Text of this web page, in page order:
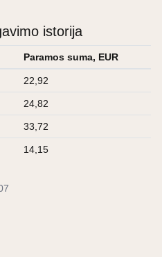
istorija
Paramos suma, EUR
22,92
24,82
33,72
14,15